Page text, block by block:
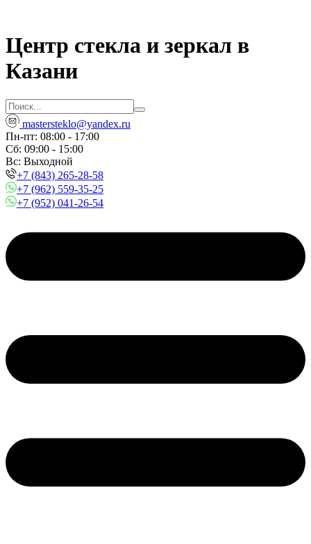
Центр стекла и зеркал в
Казани
mastersteklo@yandex.ru
Пн-пт: 08:00 - 17:00
Сб: 09:00 - 15:00
Вc: Выходной
+7 (843) 265-28-58
+7 (962) 559-35-25
+7 (952) 041-26-54